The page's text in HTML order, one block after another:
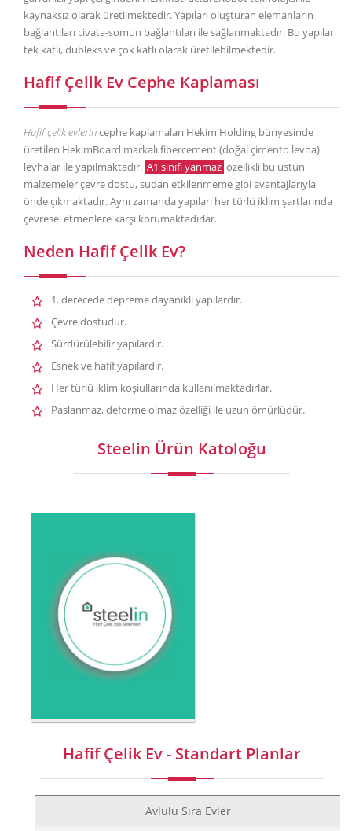
kaynaksız olarak üretilmektedir. Yapıları oluşturan elemanların
bağlantıları civata-somun bağlantıları ile sağlanmaktadır. Bu yapılar
tek katlı, dubleks ve çok katlı olarak üretilebilmektedir.
Hafif Çelik Ev Cephe Kaplaması
Hafif çelik evlerincephe kaplamaları Hekim Holding bünyesinde
üretilen HekimBoard markalı fibercement (doğal çimento levha)
levhalar ile yapılmaktadır. A1 sınıfı yanmaz özellikli bu üstün
malzemeler çevre dostu, sudan etkilenmeme gibi avantajlarıyla
önde çıkmaktadır. Aynı zamanda yapıları her türlü iklim şartlarında
çevresel etmenlere karşı korumaktadırlar.
Neden Hafif Çelik Ev?
1. derecede depreme dayanıklı yapılardır.
Çevre dostudur.
Sürdürülebilir yapılardır.
Esnek ve hafif yapılardır.
Her türlü iklim koşiullarında kullanılmaktadırlar.
Paslanmaz, deforme olmaz özelliği ile uzun ömürlüdür.
Steelin Ürün Katoloğu
Hafif Çelik Ev - Standart Planlar
Avlulu Sıra Evler